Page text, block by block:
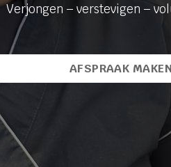
Verjongen – verstevigen –
AFSPRAAK MAKEN